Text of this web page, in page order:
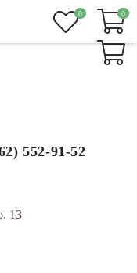
552-91-52
13
0 0
0